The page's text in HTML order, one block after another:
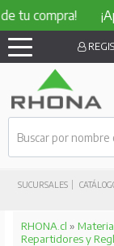
tu compra!
SUCURSALES
RHONA.cl »
Repartidores y